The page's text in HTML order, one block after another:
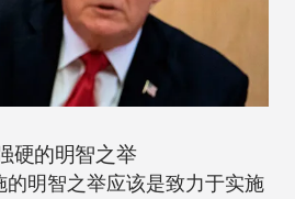
硬的明智之举
明智之举应该是致力于实施